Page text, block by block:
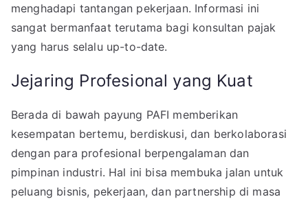
menghadapi tantangan pekerjaan. Informasi ini
sangat bermanfaat terutama bagi konsultan pajak
yang harus selalu up-to-date.
Jejaring Profesional yang Kuat
Berada di bawah payung PAFI memberikan
kesempatan bertemu, berdiskusi, dan berkolaborasi
dengan para profesional berpengalaman dan
pimpinan industri. Hal ini bisa membuka jalan untuk
peluang bisnis, pekerjaan, dan partnership di masa